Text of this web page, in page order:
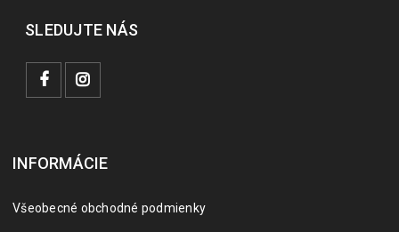
SLEDUJTE NÁS
INFORMÁCIE
Všeobecné obchodné podmienky